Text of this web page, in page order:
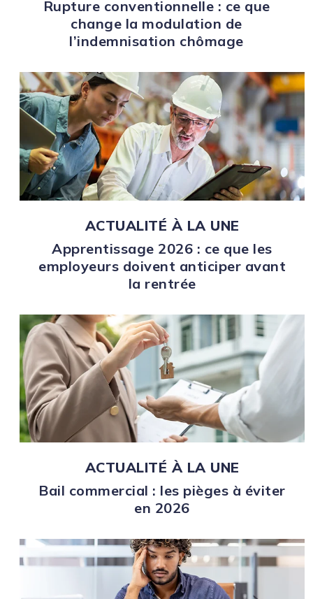
Rupture conventionnelle : ce que
change la modulation de
l’indemnisation chômage
ACTUALITÉ À LA UNE
Apprentissage 2026 : ce que les
employeurs doivent anticiper avant
la rentrée
ACTUALITÉ À LA UNE
Bail commercial : les pièges à éviter
en 2026